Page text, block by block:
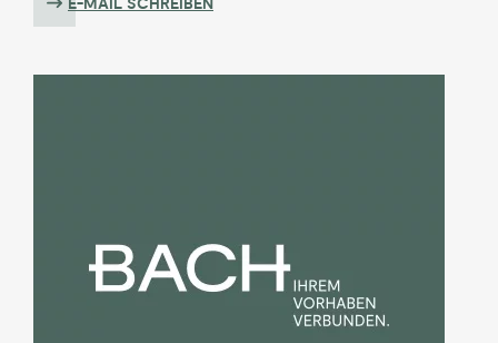
E-MAIL SCHREIBEN